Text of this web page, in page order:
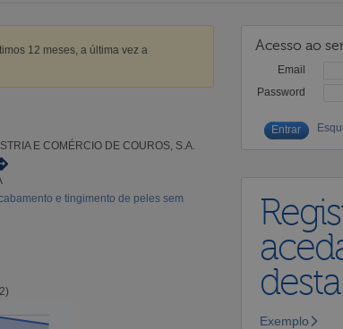
12 meses, a última vez a
E COMÉRCIO DE COUROS, S.A.
e tingimento de peles sem
Acesso ao
Email
Password
Exemplo